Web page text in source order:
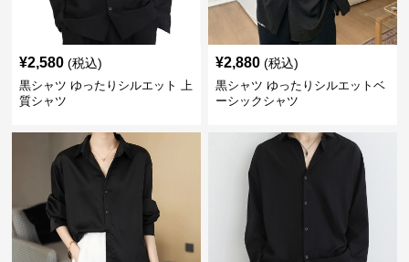
¥2,580 (税込)
黒シャツ ゆったりシルエット 上
質シャツ
¥2,880 (税込)
黒シャツ ゆったりシルエットベ
ーシックシャツ